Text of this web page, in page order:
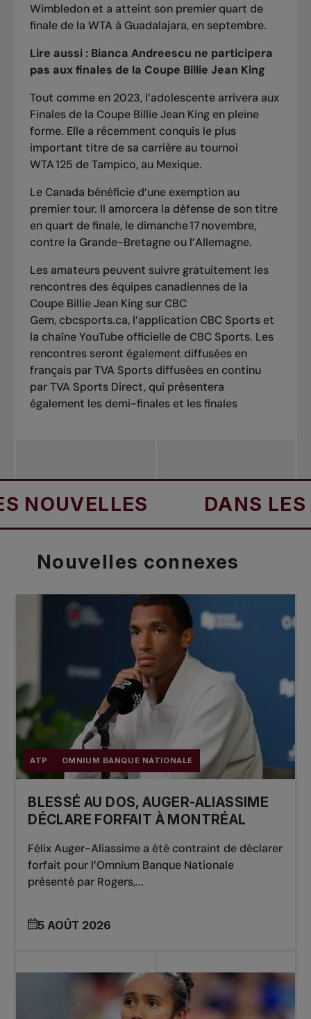
Wimbledon et a atteint son premier quart de
finale de la WTA à Guadalajara, en septembre.
Lire aussi : Bianca Andreescu ne participera
pas aux finales de la Coupe Billie Jean King
Tout comme en 2023, l’adolescente arrivera aux
Finales de la Coupe Billie Jean King en pleine
forme. Elle a récemment conquis le plus
important titre de sa carrière au tournoi
WTA 125 de Tampico, au Mexique.
Le Canada bénéficie d’une exemption au
premier tour. Il amorcera la défense de son titre
en quart de finale, le dimanche 17 novembre,
contre la Grande-Bretagne ou l’Allemagne.
Les amateurs peuvent suivre gratuitement les
rencontres des équipes canadiennes de la
Coupe Billie Jean King sur CBC
Gem, cbcsports.ca, l’application CBC Sports et
la chaîneYouTubeofficielle de CBC Sports. Les
rencontres seront également diffusées en
français parTVA Sportsdiffusées en continu
parTVA Sports Direct, qui présentera
également les demi-finales et les finales
DANS LES
Nouvelles connexes
ATP OMNIUM BANQUE NATIONALE
BLESSÉ AU DOS, AUGER-ALIASSIME
DÉCLARE FORFAIT À MONTRÉAL
Félix Auger-Aliassime a été contraint de déclarer
forfait pour l’Omnium Banque Nationale
présenté par Rogers,...
5 AOÛT 2026